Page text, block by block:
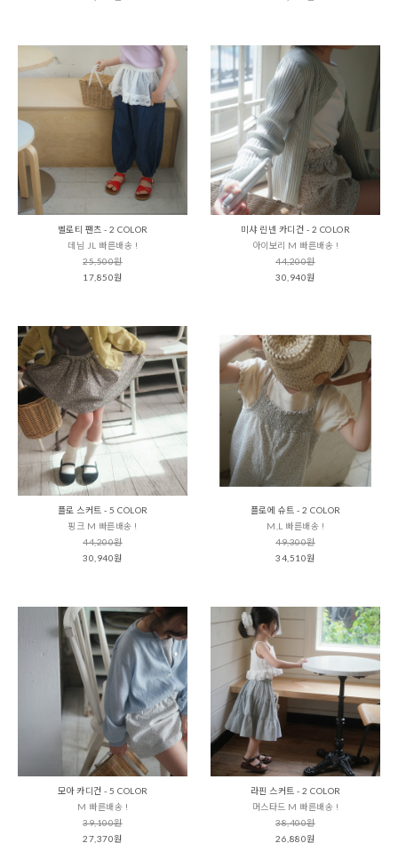
벨로티 팬츠 - 2 COLOR
데님 JL 빠른배송 !
25,500원
17,850원
미샤 린넨 카디건 - 2 COLOR
아이보리 M 빠른배송 !
44,200원
30,940원
플로 스커트 - 5 COLOR
핑크 M 빠른배송 !
44,200원
30,940원
플로에 슈트 - 2 COLOR
M,L 빠른배송 !
49,300원
34,510원
모아 카디건 - 5 COLOR
M 빠른배송 !
39,100원
27,370원
라핀 스커트 - 2 COLOR
머스타드 M 빠른배송 !
38,400원
26,880원